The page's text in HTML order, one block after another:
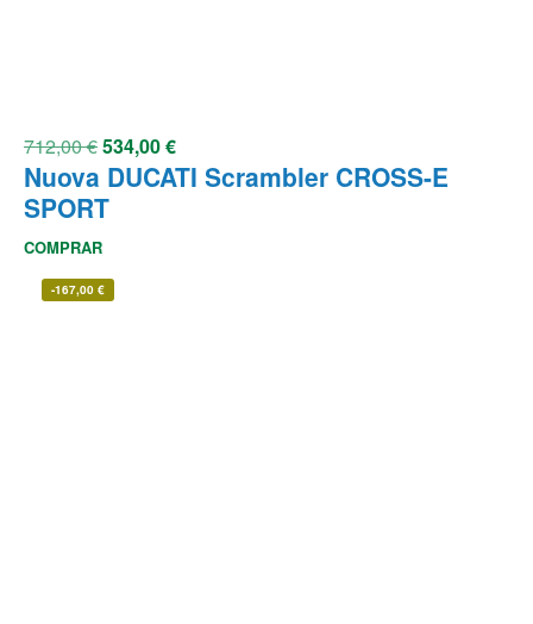
712,00€534,00€
Nuova DUCATI Scrambler CROSS-E
SPORT
COMPRAR
-167,00 €